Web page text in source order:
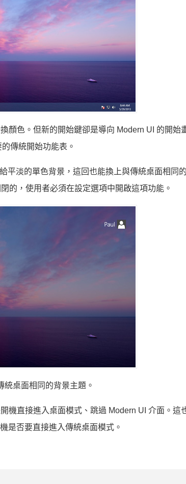
顏色。但新的開始鍵卻是導向 Modern UI 的開始
傳統開始功能表。
平淡的單色背景，這回也能換上與傳統桌面相同
的，使用者必須在設定選項中開啟這項功能。
統桌面相同的背景主題。
機直接進入桌面模式、跳過 Modern UI 介面。這
是否要直接進入傳統桌面模式。